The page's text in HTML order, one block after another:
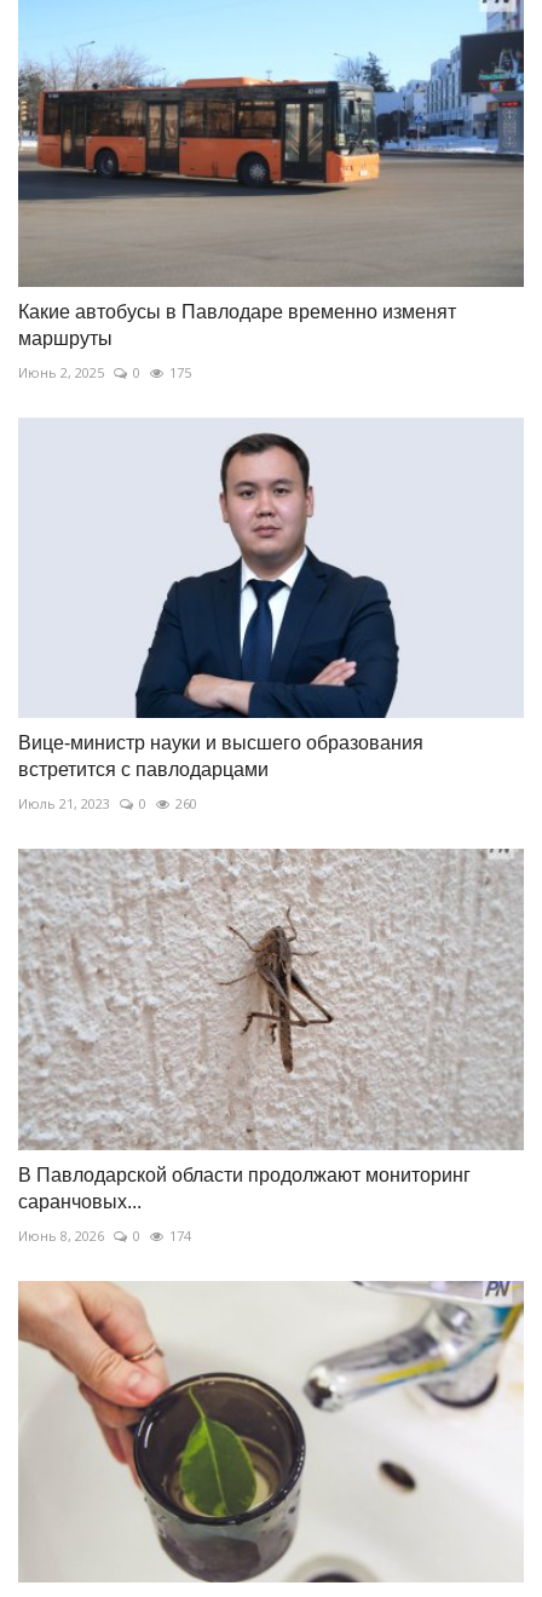
Какие автобусы в Павлодаре временно изменят
маршруты
Июнь 2, 2025 0 175
Вице-министр науки и высшего образования
встретится с павлодарцами
Июль 21, 2023 0 260
В Павлодарской области продолжают мониторинг
саранчовых...
Июнь 8, 2026 0 174